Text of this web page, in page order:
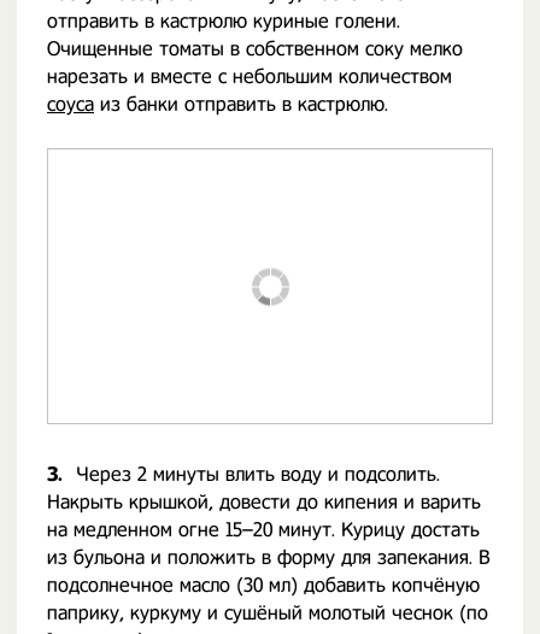
отправить в кастрюлю куриные голени.
Очищенные томаты в собственном соку мелко
нарезать и вместе с небольшим количеством
соуса из банки отправить в кастрюлю.
3.
Через 2 минуты влить воду и подсолить.
Накрыть крышкой, довести до кипения и варить
на медленном огне 15–20 минут. Курицу достать
из бульона и положить в форму для запекания. В
подсолнечное масло (30 мл) добавить копчёную
паприку, куркуму и сушёный молотый чеснок (по